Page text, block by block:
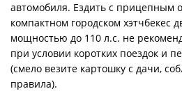
автомобиля. Ездить с прицепным
компактном городском хэтчбекес
мощностью до 110 л.с. не
при условии коротких поездок и
(смело везите картошку с дачи,
правила).